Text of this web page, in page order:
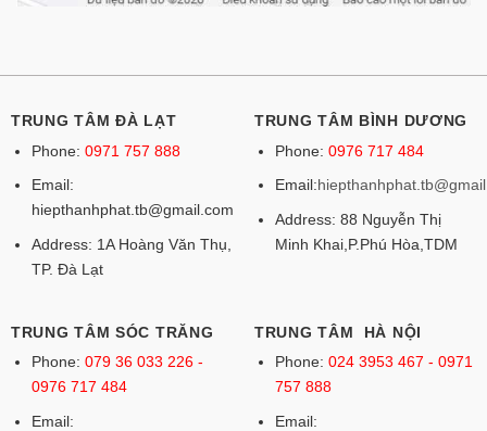
TRUNG TÂM ĐÀ LẠT
Phone: 0971 757 888
Email:
hiepthanhphat.tb@gmail.com
Address: 1A Hoàng Văn Thụ,
TP. Đà Lạt
TRUNG TÂM BÌNH DƯƠNG
Phone: 0976 717 484
Email:
Address: 88 Nguyễn Thị
Minh Khai,P.Phú Hòa,TDM
TRUNG TÂM SÓC TRĂNG
Phone: 079 36 033 226 -
0976 717 484
Email:
TRUNG TÂM HÀ NỘI
Phone: 024 3953 467 - 0971
757 888
Email: